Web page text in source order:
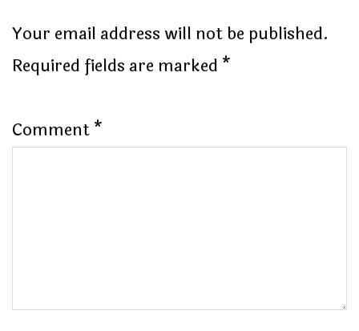
Your email address will not be published.
Required fields are marked *
Comment*